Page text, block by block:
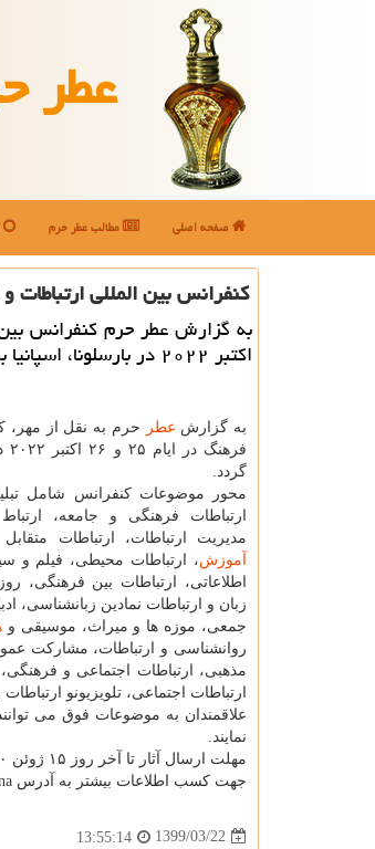
عطر
صفحه اصلی مطالب عطر حرم
كنفرانس بین المللی
به گزارش عطر حرم كنفرانس
اكتبر ۲۰۲۲ در بارسلونا، اسپانیا برگزار می گردد.
به گزارش عطر
حرم به نقل از مهر،
گردد.
محور موضوعات کنفرانس شامل
ارتباطات فرهنگی و جامعه،
مدیریت ارتباطات، ارتباطات
آموزش، ارتباطات محیطی، فیلم و
اطلاعاتی، ارتباطات بین فرهنگی،
زبان و ارتباطات نمادین زبانشناسی،
جمعی، موزه ها و میراث، موسیقی و
روانشناسی و ارتباطات، مشارکت
مذهبی، ارتباطات اجتماعی و
ارتباطات اجتماعی، تلویزیونو
نمایند.
مهلت ارسال آثار تا آخر روز ۱۵ ژوئن ۲۰۲۰ است.
جهت کسب اطلاعات بیشتر به آدرس https: //waset.org/communication-and-culture-conference-in-october-۲۰۲۲-in-barcelona رجوع گردد.
1399/03/22
13:55:14